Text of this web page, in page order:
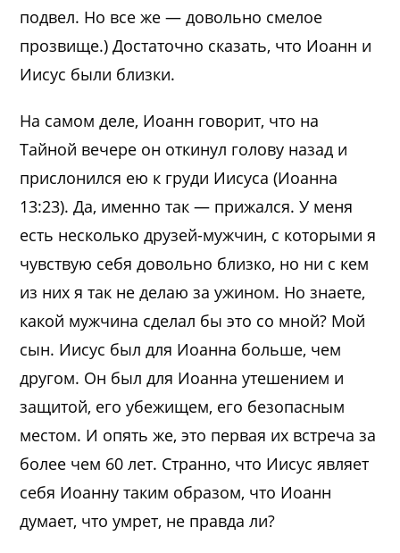
подвел. Но все же — довольно смелое
прозвище.) Достаточно сказать, что Иоанн и
Иисус были близки.
На самом деле, Иоанн говорит, что на
Тайной вечере он откинул голову назад и
прислонился ею к груди Иисуса (Иоанна
13:23). Да, именно так — прижался. У меня
есть несколько друзей-мужчин, с которыми я
чувствую себя довольно близко, но ни с кем
из них я так не делаю за ужином. Но знаете,
какой мужчина сделал бы это со мной? Мой
сын. Иисус был для Иоанна больше, чем
другом. Он был для Иоанна утешением и
защитой, его убежищем, его безопасным
местом. И опять же, это первая их встреча за
более чем 60 лет. Странно, что Иисус являет
себя Иоанну таким образом, что Иоанн
думает, что умрет, не правда ли?